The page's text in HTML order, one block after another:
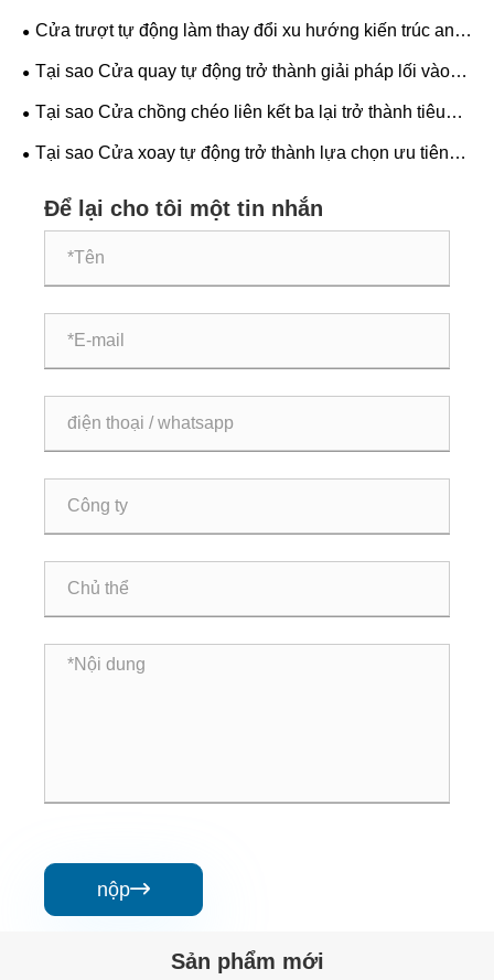
gian hiện đại?
Cửa trượt tự động làm thay đổi xu hướng kiến ​​trúc an
toàn, hiệu quả và tương lai như thế nào?
Tại sao Cửa quay tự động trở thành giải pháp lối vào
ưa thích cho các tòa nhà thương mại?
Tại sao Cửa chồng chéo liên kết ba lại trở thành tiêu
chuẩn tương lai cho an toàn và hiệu quả công nghiệp?
Tại sao Cửa xoay tự động trở thành lựa chọn ưu tiên
Để lại cho tôi một tin nhắn
nộp
Sản phẩm mới